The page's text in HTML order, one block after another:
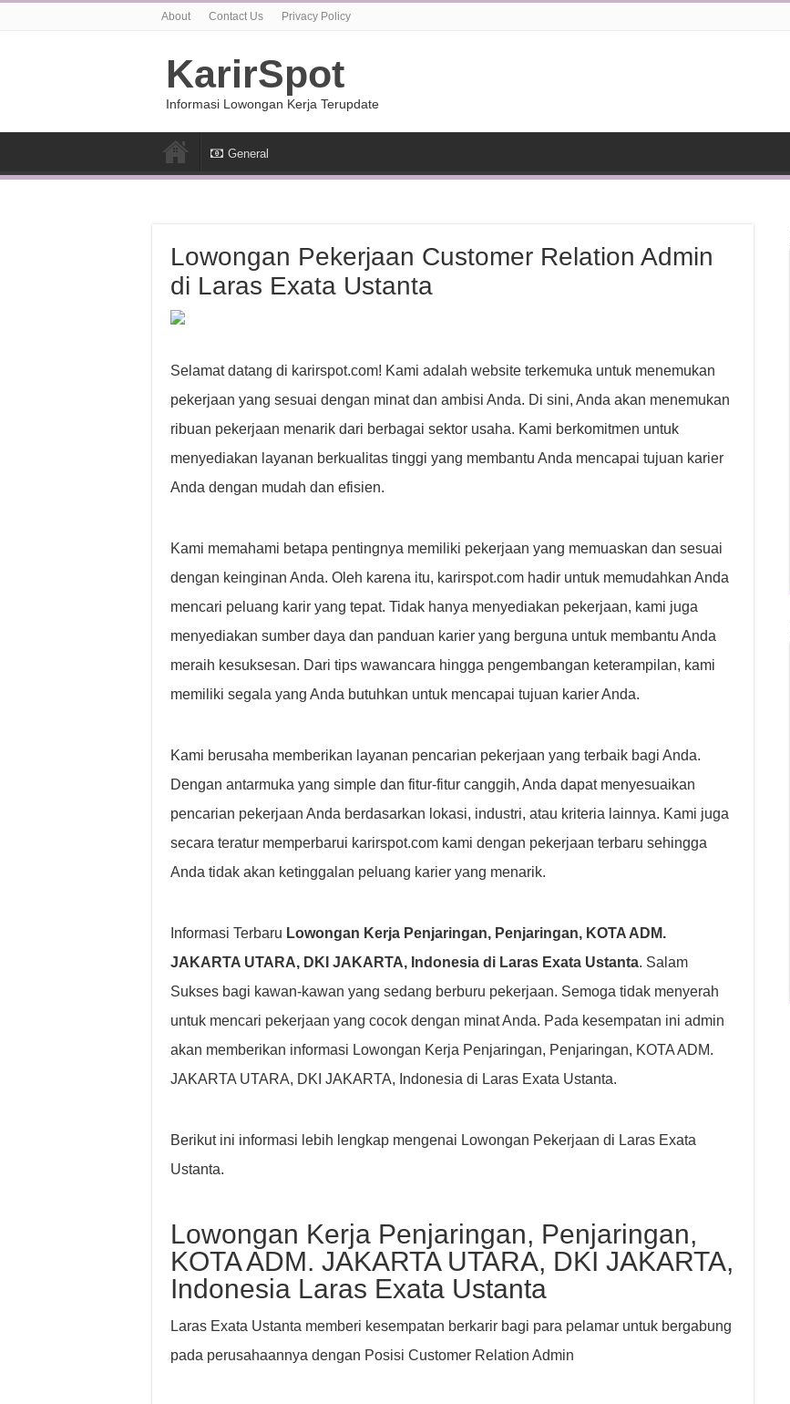
About Contact Us Privacy Policy
KarirSpot
Informasi Lowongan Kerja Terupdate
General
Lowongan Pekerjaan Customer Relation Admin
di Laras Exata Ustanta
Selamat datang di karirspot.com! Kami adalah website terkemuka untuk menemukan
pekerjaan yang sesuai dengan minat dan ambisi Anda. Di sini, Anda akan menemukan
ribuan pekerjaan menarik dari berbagai sektor usaha. Kami berkomitmen untuk
menyediakan layanan berkualitas tinggi yang membantu Anda mencapai tujuan karier
Anda dengan mudah dan efisien.
Kami memahami betapa pentingnya memiliki pekerjaan yang memuaskan dan sesuai
dengan keinginan Anda. Oleh karena itu, karirspot.com hadir untuk memudahkan Anda
mencari peluang karir yang tepat. Tidak hanya menyediakan pekerjaan, kami juga
menyediakan sumber daya dan panduan karier yang berguna untuk membantu Anda
meraih kesuksesan. Dari tips wawancara hingga pengembangan keterampilan, kami
memiliki segala yang Anda butuhkan untuk mencapai tujuan karier Anda.
Kami berusaha memberikan layanan pencarian pekerjaan yang terbaik bagi Anda.
Dengan antarmuka yang simple dan fitur-fitur canggih, Anda dapat menyesuaikan
pencarian pekerjaan Anda berdasarkan lokasi, industri, atau kriteria lainnya. Kami juga
secara teratur memperbarui karirspot.com kami dengan pekerjaan terbaru sehingga
Anda tidak akan ketinggalan peluang karier yang menarik.
Informasi Terbaru Lowongan Kerja Penjaringan, Penjaringan, KOTA ADM.
JAKARTA UTARA, DKI JAKARTA, Indonesia di Laras Exata Ustanta. Salam
Sukses bagi kawan-kawan yang sedang berburu pekerjaan. Semoga tidak menyerah
untuk mencari pekerjaan yang cocok dengan minat Anda. Pada kesempatan ini admin
akan memberikan informasi Lowongan Kerja Penjaringan, Penjaringan, KOTA ADM.
JAKARTA UTARA, DKI JAKARTA, Indonesia di Laras Exata Ustanta.
Berikut ini informasi lebih lengkap mengenai Lowongan Pekerjaan di Laras Exata
Ustanta.
Lowongan Kerja Penjaringan, Penjaringan,
KOTA ADM. JAKARTA UTARA, DKI JAKARTA,
Indonesia Laras Exata Ustanta
Laras Exata Ustanta memberi kesempatan berkarir bagi para pelamar untuk bergabung
pada perusahaannya dengan Posisi Customer Relation Admin